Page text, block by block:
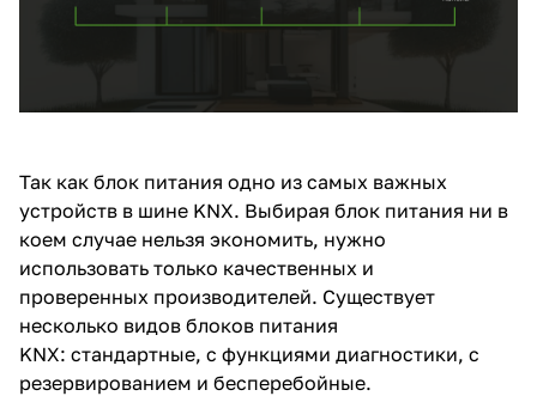
Так как блок питания одно из самых важных
устройств в шине KNX. Выбирая блок питания ни в
коем случае нельзя экономить, нужно
использовать только качественных и
проверенных производителей. Существует
несколько видов блоков питания
KNX: стандартные, с функциями диагностики, с
резервированием и бесперебойные.